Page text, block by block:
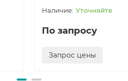
Уточняйте
По запросу
Запрос цены